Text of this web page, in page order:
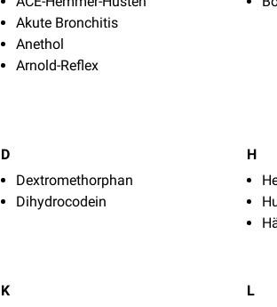
Akute Bronchitis
Anethol
Arnold-Reflex
D
Dextromethorphan
Dihydrocodein
H
K
L